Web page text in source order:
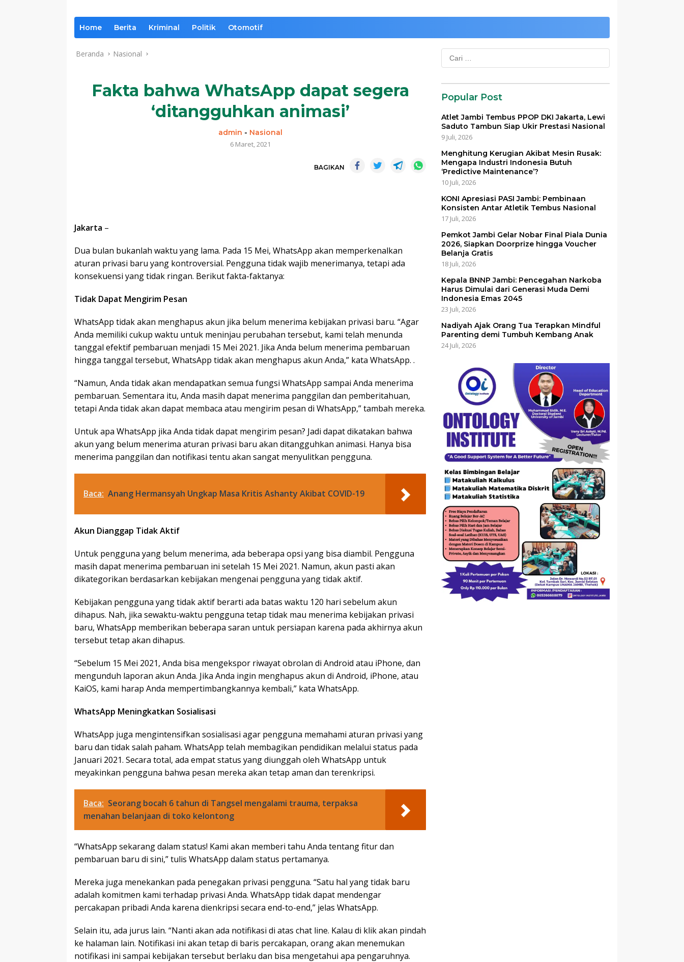
Home Berita Kriminal Politik Otomotif
Beranda Nasional
Fakta bahwa WhatsApp dapat segera
‘ditangguhkan animasi’
admin - Nasional
6 Maret, 2021
BAGIKAN
Jakarta –
Dua bulan bukanlah waktu yang lama. Pada 15 Mei, WhatsApp akan memperkenalkan
aturan privasi baru yang kontroversial. Pengguna tidak wajib menerimanya, tetapi ada
konsekuensi yang tidak ringan. Berikut fakta-faktanya:
Tidak Dapat Mengirim Pesan
WhatsApp tidak akan menghapus akun jika belum menerima kebijakan privasi baru. “Agar
Anda memiliki cukup waktu untuk meninjau perubahan tersebut, kami telah menunda
tanggal efektif pembaruan menjadi 15 Mei 2021. Jika Anda belum menerima pembaruan
hingga tanggal tersebut, WhatsApp tidak akan menghapus akun Anda,” kata WhatsApp. .
“Namun, Anda tidak akan mendapatkan semua fungsi WhatsApp sampai Anda menerima
pembaruan. Sementara itu, Anda masih dapat menerima panggilan dan pemberitahuan,
tetapi Anda tidak akan dapat membaca atau mengirim pesan di WhatsApp,” tambah mereka.
Untuk apa WhatsApp jika Anda tidak dapat mengirim pesan? Jadi dapat dikatakan bahwa
akun yang belum menerima aturan privasi baru akan ditangguhkan animasi. Hanya bisa
menerima panggilan dan notifikasi tentu akan sangat menyulitkan pengguna.
Baca: Anang Hermansyah Ungkap Masa Kritis Ashanty Akibat COVID-19
Akun Dianggap Tidak Aktif
Untuk pengguna yang belum menerima, ada beberapa opsi yang bisa diambil. Pengguna
masih dapat menerima pembaruan ini setelah 15 Mei 2021. Namun, akun pasti akan
dikategorikan berdasarkan kebijakan mengenai pengguna yang tidak aktif.
Kebijakan pengguna yang tidak aktif berarti ada batas waktu 120 hari sebelum akun
dihapus. Nah, jika sewaktu-waktu pengguna tetap tidak mau menerima kebijakan privasi
baru, WhatsApp memberikan beberapa saran untuk persiapan karena pada akhirnya akun
tersebut tetap akan dihapus.
“Sebelum 15 Mei 2021, Anda bisa mengekspor riwayat obrolan di Android atau iPhone, dan
mengunduh laporan akun Anda. Jika Anda ingin menghapus akun di Android, iPhone, atau
KaiOS, kami harap Anda mempertimbangkannya kembali,” kata WhatsApp.
WhatsApp Meningkatkan Sosialisasi
WhatsApp juga mengintensifkan sosialisasi agar pengguna memahami aturan privasi yang
baru dan tidak salah paham. WhatsApp telah membagikan pendidikan melalui status pada
Januari 2021. Secara total, ada empat status yang diunggah oleh WhatsApp untuk
meyakinkan pengguna bahwa pesan mereka akan tetap aman dan terenkripsi.
Baca: Seorang bocah 6 tahun di Tangsel mengalami trauma, terpaksa
menahan belanjaan di toko kelontong
“WhatsApp sekarang dalam status! Kami akan memberi tahu Anda tentang fitur dan
pembaruan baru di sini,” tulis WhatsApp dalam status pertamanya.
Mereka juga menekankan pada penegakan privasi pengguna. “Satu hal yang tidak baru
adalah komitmen kami terhadap privasi Anda. WhatsApp tidak dapat mendengar
percakapan pribadi Anda karena dienkripsi secara end-to-end,” jelas WhatsApp.
Selain itu, ada jurus lain. “Nanti akan ada notifikasi di atas chat line. Kalau di klik akan pindah
ke halaman lain. Notifikasi ini akan tetap di baris percakapan, orang akan menemukan
notifikasi ini sampai kebijakan tersebut berlaku dan bisa mengetahui apa pengaruhnya.
Cari
untuk:
Popular Post
Atlet Jambi Tembus PPOP DKI Jakarta, Lewi
Saduto Tambun Siap Ukir Prestasi Nasional
9 Juli, 2026
Menghitung Kerugian Akibat Mesin Rusak:
Mengapa Industri Indonesia Butuh
‘Predictive Maintenance’?
10 Juli, 2026
KONI Apresiasi PASI Jambi: Pembinaan
Konsisten Antar Atletik Tembus Nasional
17 Juli, 2026
Pemkot Jambi Gelar Nobar Final Piala Dunia
2026, Siapkan Doorprize hingga Voucher
Belanja Gratis
18 Juli, 2026
Kepala BNNP Jambi: Pencegahan Narkoba
Harus Dimulai dari Generasi Muda Demi
Indonesia Emas 2045
23 Juli, 2026
Nadiyah Ajak Orang Tua Terapkan Mindful
Parenting demi Tumbuh Kembang Anak
24 Juli, 2026